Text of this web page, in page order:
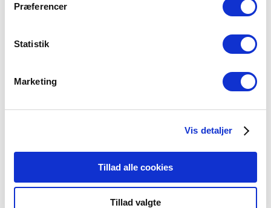
Præferencer
Statistik
Marketing
Vis detaljer
Tillad alle cookies
Tillad valgte
større accept – og konkrete værktøjer til at få
Mit navn er Helle Arndal, jeg er 53 år, kæreste med
Kim, mor til 3 voksne døtre, svigermor og mormor
til 2 skønne piger. Jeg er skadet af 3 omgange, i
2006, 2008 og senest i oktober 2024.
Jeg har lært, udført, levet og genoplevet at være